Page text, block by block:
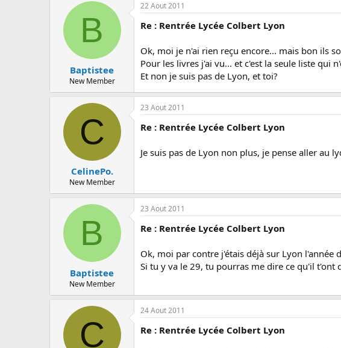
B
Baptistee
New Member
22 Aout 2011
Re : Rentrée Lycée Colbert Lyon
Ok, moi je n'ai rien reçu encore... mais bon ils
Pour les livres j'ai vu... et c'est la seule liste qui
Et non je suis pas de Lyon, et toi?
C
CelinePo.
New Member
23 Aout 2011
Re : Rentrée Lycée Colbert Lyon
Je suis pas de Lyon non plus, je pense aller au
B
Baptistee
New Member
23 Aout 2011
Re : Rentrée Lycée Colbert Lyon
Ok, moi par contre j'étais déjà sur Lyon l'année
Si tu y va le 29, tu pourras me dire ce qu'il t'ont
C
24 Aout 2011
Re : Rentrée Lycée Colbert Lyon